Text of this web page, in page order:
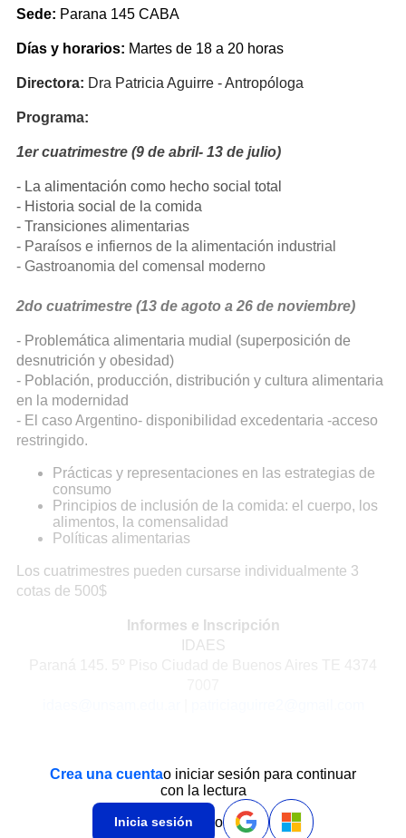
Sede: Parana 145 CABA
Días y horarios: Martes de 18 a 20 horas
Directora: Dra Patricia Aguirre - Antropóloga
Programa:
1er cuatrimestre (9 de abril- 13 de julio)
- La alimentación como hecho social total
- Historia social de la comida
- Transiciones alimentarias
- Paraísos e infiernos de la alimentación industrial
- Gastroanomia del comensal moderno
2do cuatrimestre (13 de agoto a 26 de noviembre)
- Problemática alimentaria mudial (superposición de
desnutrición y obesidad)
- Población, producción, distribución y cultura alimentaria
en la modernidad
- El caso Argentino- disponibilidad excedentaria -acceso
restringido.
Prácticas y representaciones en las estrategias de
consumo
Principios de inclusión de la comida: el cuerpo, los
alimentos, la comensalidad
Políticas alimentarias
Los cuatrimestres pueden cursarse individualmente 3
cotas de 500$
Informes e Inscripción
IDAES
Crea una cuentao iniciar sesión para continuar
con la lectura
Inicia sesión o